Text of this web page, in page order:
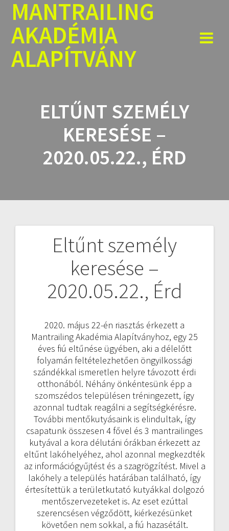
Skip
to
MANTRAILING
AKADÉMIA
ALAPÍTVÁNY
ELTŰNT SZEMÉLY
KERESÉSE –
2020.05.22., ÉRD
Eltűnt személy
keresése –
2020.05.22., Érd
2020. május 22-én riasztás érkezett a
Mantrailing Akadémia Alapítványhoz, egy 25
éves fiú eltűnése ügyében, aki a délelőtt
folyamán feltételezhetően öngyilkossági
szándékkal ismeretlen helyre távozott érdi
otthonából. Néhány önkéntesünk épp a
szomszédos településen tréningezett, így
azonnal tudtak reagálni a segítségkérésre.
További mentőkutyásaink is elindultak, így
csapatunk összesen 4 fővel és 3 mantrailinges
kutyával a kora délutáni órákban érkezett az
eltűnt lakóhelyéhez, ahol azonnal megkezdték
az információgyűjtést és a szagrögzítést. Mivel a
lakóhely a település határában található, így
értesítettük a területkutató kutyákkal dolgozó
mentőszervezeteket is. Az eset ezúttal
szerencsésen végződött, kiérkezésünket
követően nem sokkal, a fiú hazasétált.
Bejegyzés
navigáció